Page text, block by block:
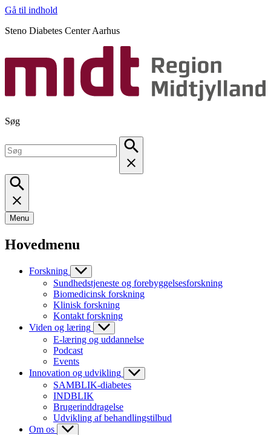
Gå til indhold
Steno Diabetes Center Aarhus
Søg
Menu
Hovedmenu
Forskning
Sundhedstjeneste og forebyggelsesforskning
Biomedicinsk forskning
Klinisk forskning
Kontakt forskning
Viden og læring
E-læring og uddannelse
Podcast
Events
Innovation og udvikling
SAMBLIK-diabetes
INDBLIK
Brugerinddragelse
Udvikling af behandlingstilbud
Om os